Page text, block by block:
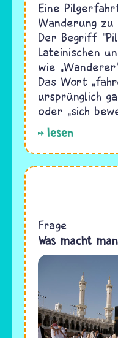
Eine
Wanderung
Der Begriff
Lateinischen
wie
Das Wort
ursprünglich
oder „sich
lesen
Frage
Was macht